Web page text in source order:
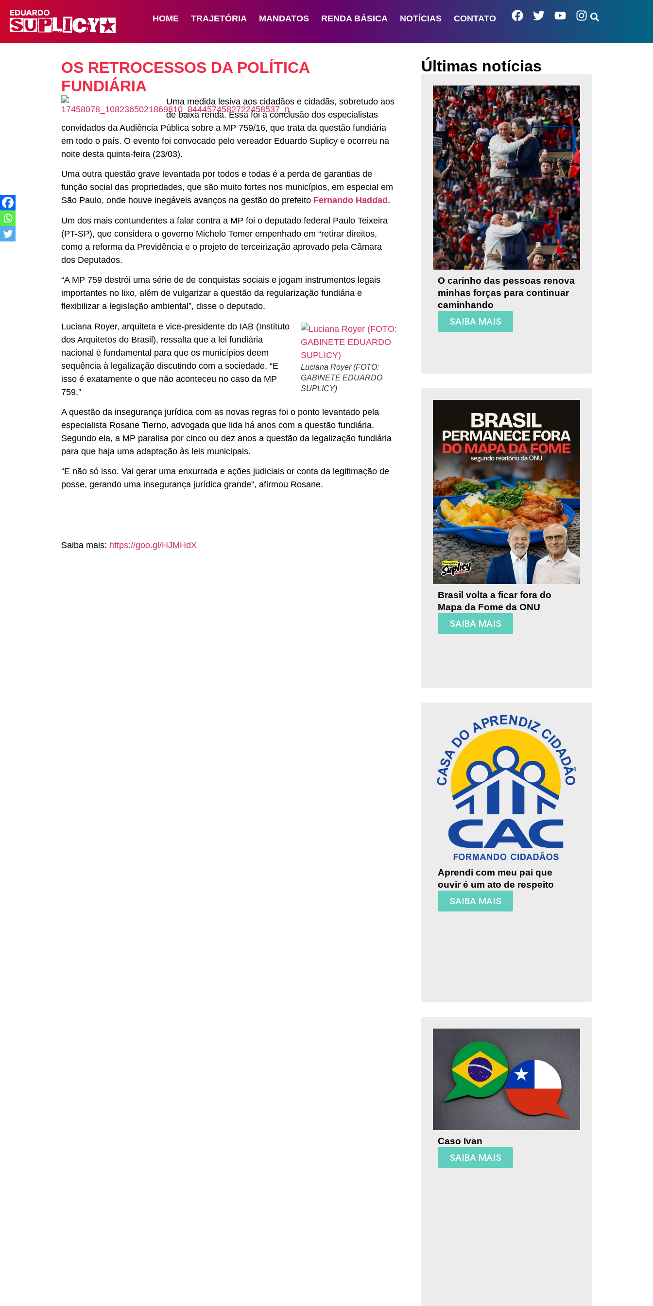
HOME TRAJETÓRIA MANDATOS RENDA BÁSICA NOTÍCIAS CONTATO
OS RETROCESSOS DA POLÍTICA
FUNDIÁRIA
Uma medida lesiva aos cidadãos e cidadãs, sobretudo aos
de baixa renda. Essa foi a conclusão dos especialistas
convidados da Audiência Pública sobre a MP 759/16, que trata da questão fundiária
em todo o país. O evento foi convocado pelo vereador Eduardo Suplicy e ocorreu na
noite desta quinta-feira (23/03).
Uma outra questão grave levantada por todos e todas é a perda de garantias de
função social das propriedades, que são muito fortes nos municípios, em especial em
São Paulo, onde houve inegáveis avanços na gestão do prefeito Fernando Haddad.
Um dos mais contundentes a falar contra a MP foi o deputado federal Paulo Teixeira
(PT-SP), que considera o governo Michelo Temer empenhado em “retirar direitos,
como a reforma da Previdência e o projeto de terceirização aprovado pela Câmara
dos Deputados.
“A MP 759 destrói uma série de de conquistas sociais e jogam instrumentos legais
importantes no lixo, além de vulgarizar a questão da regularização fundiária e
flexibilizar a legislação ambiental”, disse o deputado.
Luciana Royer (FOTO:
GABINETE EDUARDO
SUPLICY)
Luciana Royer, arquiteta e vice-presidente do IAB (Instituto
dos Arquitetos do Brasil), ressalta que a lei fundiária
nacional é fundamental para que os municípios deem
sequência à legalização discutindo com a sociedade. “E
isso é exatamente o que não aconteceu no caso da MP
759.”
A questão da insegurança jurídica com as novas regras foi o ponto levantado pela
especialista Rosane Tierno, advogada que lida há anos com a questão fundiária.
Segundo ela, a MP paralisa por cinco ou dez anos a questão da legalização fundiária
para que haja uma adaptação às leis municipais.
“E não só isso. Vai gerar uma enxurrada e ações judiciais or conta da legitimação de
posse, gerando uma insegurança jurídica grande”, afirmou Rosane.
Saiba mais: https://goo.gl/HJMHdX
Últimas notícias
O carinho das pessoas renova
minhas forças para continuar
caminhando
SAIBA MAIS
Brasil volta a ficar fora do
Mapa da Fome da ONU
SAIBA MAIS
Aprendi com meu pai que
ouvir é um ato de respeito
SAIBA MAIS
Caso Ivan
SAIBA MAIS